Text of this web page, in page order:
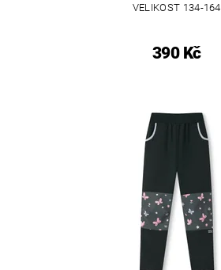
VELIKOST 134-164
390 Kč